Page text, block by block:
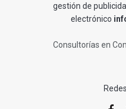
gestión de
electrónico
Consultorías en